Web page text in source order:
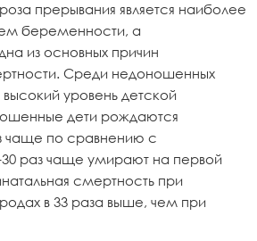
прерывания является наиболее
беременности, а
из основных причин
Среди недоношенных
уровень детской
дети рождаются
чаще по сравнению с
раз чаще умирают на первой
смертность при
в 33 раза выше, чем при